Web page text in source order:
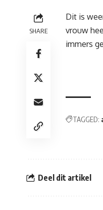
SHARE
Dit is
vrouw
immers
TAGGED:
Deel dit artikel